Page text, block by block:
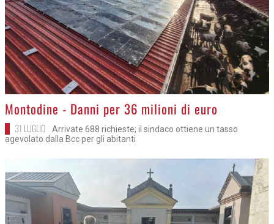
>Montodine - Danni per 36 milioni di euro
31 LUGLIO
Arrivate 688 richieste; il sindaco ottiene un tasso
agevolato dalla Bcc per gli abitanti